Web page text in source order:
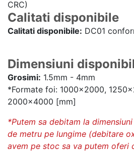
Calitati disponibile
Calitati disponibile: DC01
Dimensiuni
Grosimi: 1.5mm - 4mm
*Formate foi: 1000x2000,
2000x4000 [mm]
*Putem sa debitam la
de metru pe lungime (debitare
avem pe stoc sa va putem oferi